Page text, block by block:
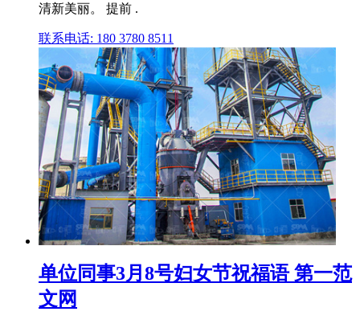
清新美丽。 提前 .
联系电话: 180 3780 8511
单位同事3月8号妇女节祝福语 第一范
文网